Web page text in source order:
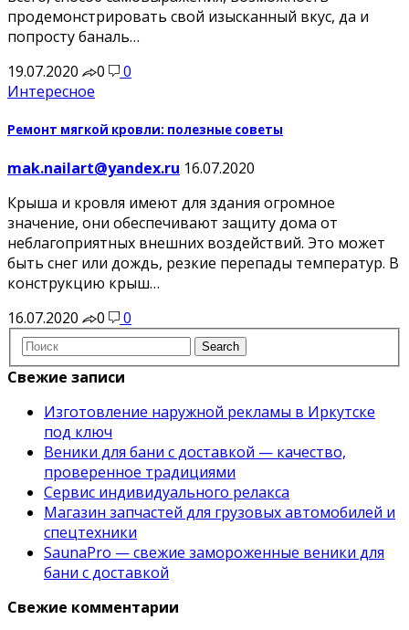
продемонстрировать свой изысканный вкус, да и
попросту баналь…
19.07.2020
0
0
Интересное
Ремонт мягкой кровли: полезные советы
mak.nailart@yandex.ru 16.07.2020
Крыша и кровля имеют для здания огромное
значение, они обеспечивают защиту дома от
неблагоприятных внешних воздействий. Это может
быть снег или дождь, резкие перепады температур. В
конструкцию крыш…
16.07.2020
0 0
Свежие записи
Изготовление наружной рекламы в Иркутске
под ключ
Веники для бани с доставкой — качество,
проверенное традициями
Сервис индивидуального релакса
Магазин запчастей для грузовых автомобилей и
спецтехники
SaunaPro — свежие замороженные веники для
бани с доставкой
Свежие комментарии